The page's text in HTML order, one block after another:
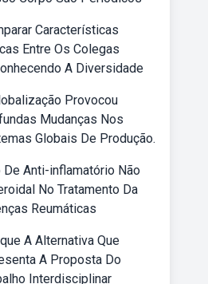
Características
Entre Os Colegas
A Diversidade
Provocou
Mudanças Nos
Globais De Produção.
De Anti-inflamatório Não
No Tratamento Da
Reumáticas
A Alternativa Que
A Proposta Do
Interdisciplinar